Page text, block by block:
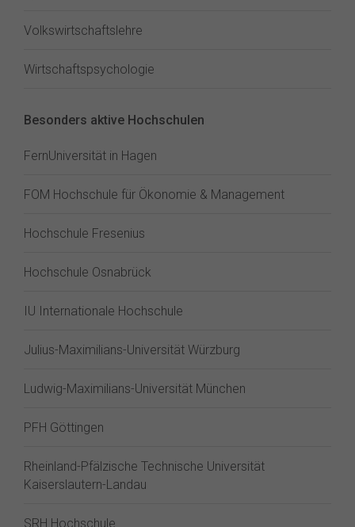
Volkswirtschaftslehre
Wirtschaftspsychologie
Besonders aktive Hochschulen
FernUniversität in Hagen
FOM Hochschule für Ökonomie & Management
Hochschule Fresenius
Hochschule Osnabrück
IU Internationale Hochschule
Julius-Maximilians-Universität Würzburg
Ludwig-Maximilians-Universität München
PFH Göttingen
Rheinland-Pfälzische Technische Universität
Kaiserslautern-Landau
SRH Hochschule